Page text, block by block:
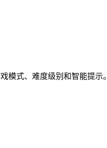
模式、难度级别和智能提示